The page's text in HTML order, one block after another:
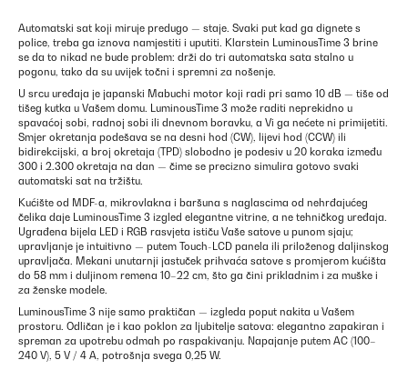
Automatski sat koji miruje predugo — staje. Svaki put kad ga dignete s
police, treba ga iznova namjestiti i uputiti. Klarstein LuminousTime 3 brine
se da to nikad ne bude problem: drži do tri automatska sata stalno u
pogonu, tako da su uvijek točni i spremni za nošenje.
U srcu uređaja je japanski Mabuchi motor koji radi pri samo 10 dB — tiše od
tišeg kutka u Vašem domu. LuminousTime 3 može raditi neprekidno u
spavaćoj sobi, radnoj sobi ili dnevnom boravku, a Vi ga nećete ni primijetiti.
Smjer okretanja podešava se na desni hod (CW), lijevi hod (CCW) ili
bidirekcijski, a broj okretaja (TPD) slobodno je podesiv u 20 koraka između
300 i 2.300 okretaja na dan — čime se precizno simulira gotovo svaki
automatski sat na tržištu.
Kućište od MDF-a, mikrovlakna i baršuna s naglascima od nehrđajućeg
čelika daje LuminousTime 3 izgled elegantne vitrine, a ne tehničkog uređaja.
Ugrađena bijela LED i RGB rasvjeta ističu Vaše satove u punom sjaju;
upravljanje je intuitivno — putem Touch-LCD panela ili priloženog daljinskog
upravljača. Mekani unutarnji jastuček prihvaća satove s promjerom kućišta
do 58 mm i duljinom remena 10–22 cm, što ga čini prikladnim i za muške i
za ženske modele.
LuminousTime 3 nije samo praktičan — izgleda poput nakita u Vašem
prostoru. Odličan je i kao poklon za ljubitelje satova: elegantno zapakiran i
spreman za upotrebu odmah po raspakivanju. Napajanje putem AC (100–
240 V), 5 V / 4 A, potrošnja svega 0,25 W.